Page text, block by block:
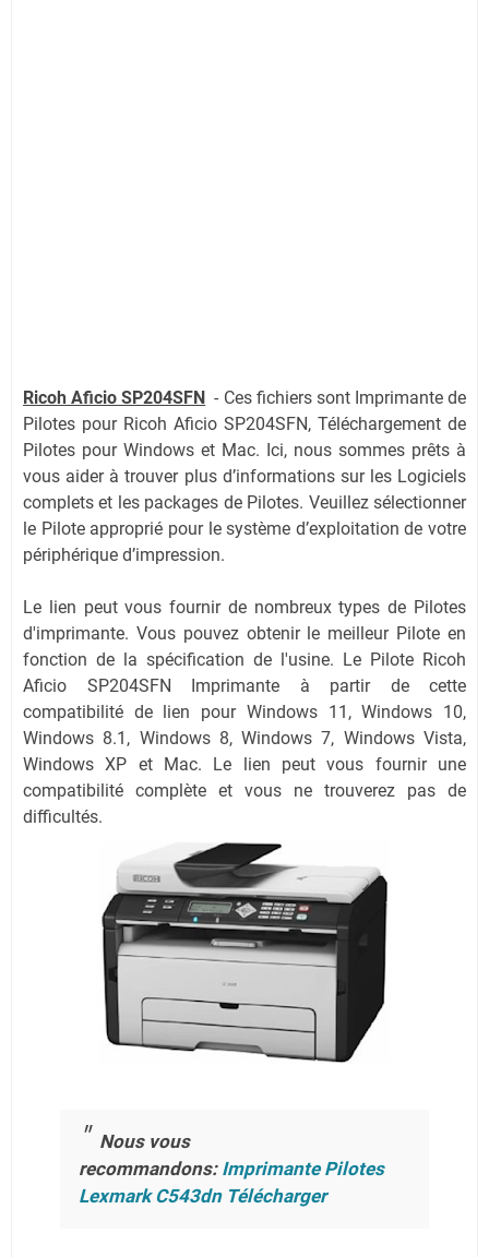
Ricoh Aficio SP204SFN - Ces fichiers sont Imprimante de
Pilotes pour Ricoh Aficio SP204SFN, Téléchargement de
Pilotes pour Windows et Mac. Ici, nous sommes prêts à
vous aider à trouver plus d’informations sur les Logiciels
complets et les packages de Pilotes. Veuillez sélectionner
le Pilote approprié pour le système d’exploitation de votre
périphérique d’impression.
Le lien peut vous fournir de nombreux types de Pilotes
d'imprimante. Vous pouvez obtenir le meilleur Pilote en
fonction de la spécification de l'usine. Le Pilote Ricoh
Aficio SP204SFN Imprimante à partir de cette
compatibilité de lien pour Windows 11, Windows 10,
Windows 8.1, Windows 8, Windows 7, Windows Vista,
Windows XP et Mac. Le lien peut vous fournir une
compatibilité complète et vous ne trouverez pas de
difficultés.
Nous vous
recommandons: Imprimante Pilotes
Lexmark C543dn Télécharger